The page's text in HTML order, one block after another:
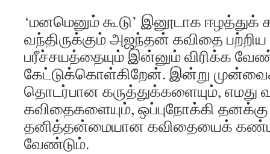
‘மனமெனும் கூடு’ இனூடாக ஈழத்துக்
வந்திருக்கும் அஜந்தன் கவிதை
பரீச்சயத்தையும் இன்னும் விரிக்க
கேட்டுக்கொள்கிறேன். இன்று
தொடர்பான கருத்துக்களையும், எமது
கவிதைகளையும், ஒப்புநோக்கி
தனித்தன்மையான கவிதையைக்
வேண்டும்.